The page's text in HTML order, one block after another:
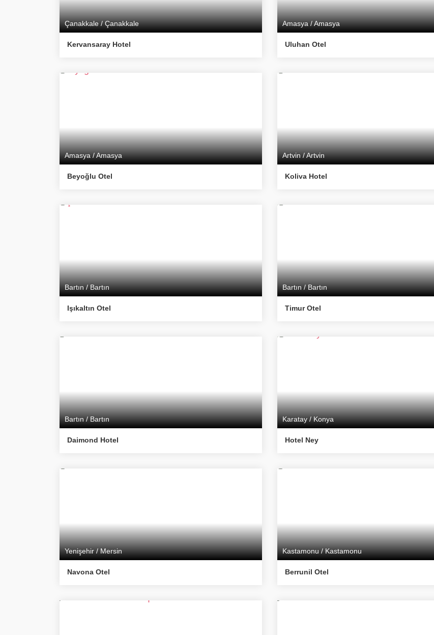
Çanakkale / Çanakkale
Kervansaray Hotel
Amasya / Amasya
Uluhan Otel
Amasya / Amasya
Beyoğlu Otel
Artvin / Artvin
Koliva Hotel
Bartın / Bartın
Işıkaltın Otel
Bartın / Bartın
Timur Otel
Bartın / Bartın
Daimond Hotel
Karatay / Konya
Hotel Ney
Yenişehir / Mersin
Navona Otel
Kastamonu / Kastamonu
Berrunil Otel